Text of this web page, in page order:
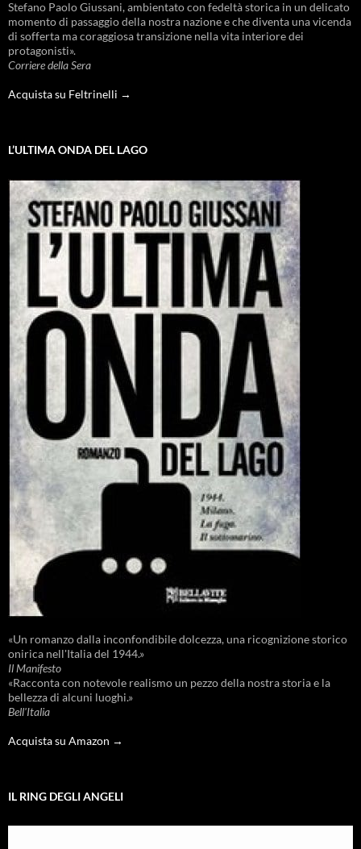
Stefano Paolo Giussani, ambientato con fedeltà storica in un delicato
momento di passaggio della nostra nazione e che diventa una vicenda
di sofferta ma coraggiosa transizione nella vita interiore dei
protagonisti».
Corriere della Sera
Acquista su Feltrinelli →
L’ULTIMA ONDA DEL LAGO
«Un romanzo dalla inconfondibile dolcezza, una ricognizione storico
onirica nell'Italia del 1944.»
Il Manifesto
«Racconta con notevole realismo un pezzo della nostra storia e la
bellezza di alcuni luoghi.»
Bell'Italia
Acquista su Amazon →
IL RING DEGLI ANGELI